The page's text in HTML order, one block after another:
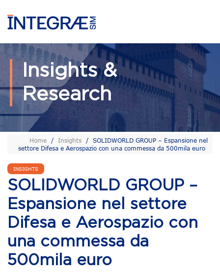
Insights &
Research
Home / Insights /
SOLIDWORLD GROUP – Espansione nel
settore Difesa e Aerospazio con una commessa da 500mila euro
INSIGHTS
SOLIDWORLD GROUP –
Espansione nel settore
Difesa e Aerospazio con
una commessa da
500mila euro